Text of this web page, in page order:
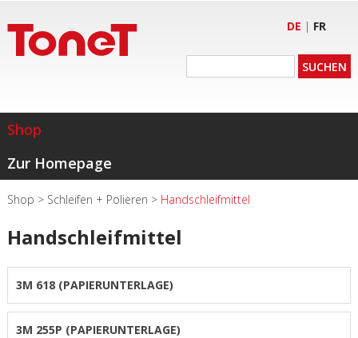
DE | FR
Shop
Zur Homepage
Shop > Schleifen + Polieren > Handschleifmittel
Handschleifmittel
3M 618 (PAPIERUNTERLAGE)
3M 255P (PAPIERUNTERLAGE)